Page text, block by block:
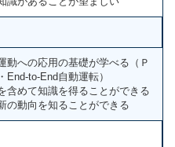
動への応用の基礎が学べる（Ｐ
End-to-End自動運転）
含めて知識を得ることができる
の動向を知ることができる